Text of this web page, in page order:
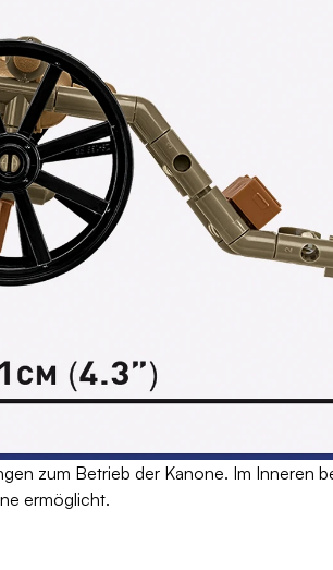
zum Betrieb der Kanone. Im Inneren
ermöglicht.